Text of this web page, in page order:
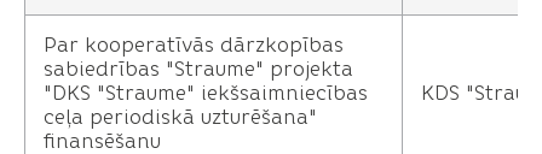
Par kooperatīvās dārzkopības
sabiedrības "Straume" projekta
"DKS "Straume" iekšsaimniecības
ceļa periodiskā uzturēšana"
finansēšanu
KDS